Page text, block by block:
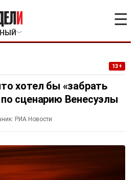
﹀
☰
13+
хотел бы «забрать
сценарию Венесуэлы
РИА Новости